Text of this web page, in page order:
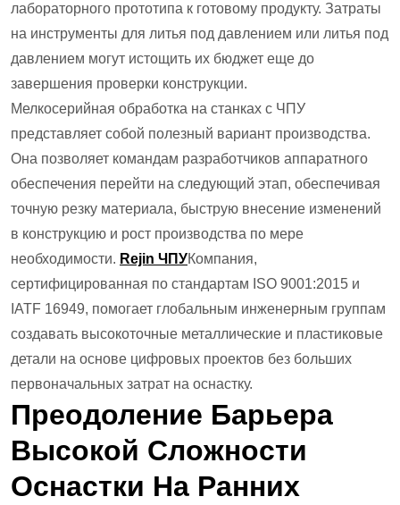
лабораторного прототипа к готовому продукту. Затраты
на инструменты для литья под давлением или литья под
давлением могут истощить их бюджет еще до
завершения проверки конструкции.
Мелкосерийная обработка на станках с ЧПУ
представляет собой полезный вариант производства.
Она позволяет командам разработчиков аппаратного
обеспечения перейти на следующий этап, обеспечивая
точную резку материала, быструю внесение изменений
в конструкцию и рост производства по мере
необходимости. Rejin ЧПУКомпания,
сертифицированная по стандартам ISO 9001:2015 и
IATF 16949, помогает глобальным инженерным группам
создавать высокоточные металлические и пластиковые
детали на основе цифровых проектов без больших
первоначальных затрат на оснастку.
Преодоление Барьера
Высокой Сложности
Оснастки На Ранних